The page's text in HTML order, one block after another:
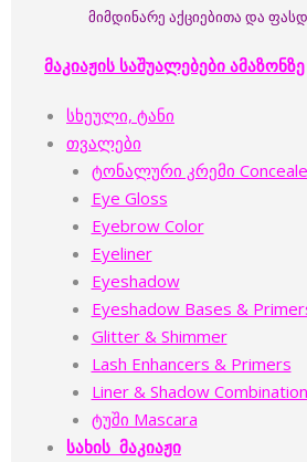
მიმდინარე აქციებითა და
მაკიაჟის საშუალებები ამაზონზე
სხეული, ტანი
თვალები
ტონალური კრემი
Eye Gloss
Eyebrow Color
Eyeliner
Eyeshadow
Eyeshadow Bases &
Glitter & Shimmer
Lash Enhancers & Primers
Liner & Shadow
ტუში Mascara
სახის მაკიაჟი